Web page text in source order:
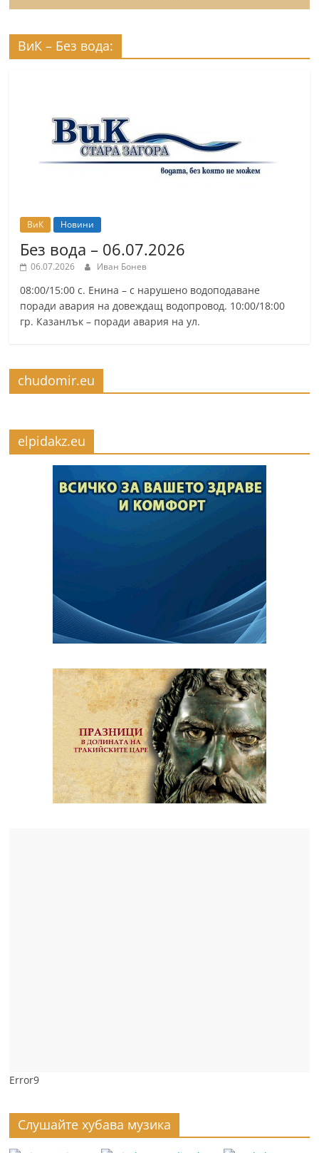
ВиК – Без вода:
ВиК Новини
Без вода – 06.07.2026
06.07.2026 Иван Бонев
08:00/15:00 с. Енина – с нарушено водоподаване
поради авария на довеждащ водопровод. 10:00/18:00
гр. Казанлък – поради авария на ул.
chudomir.eu
elpidakz.eu
Error9
Слушайте хубава музика